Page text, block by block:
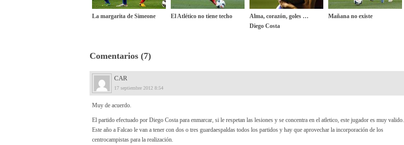
La margarita de Simeone El Atlético no tiene techo
Alma, corazón, goles …
Diego Costa
Mañana no existe
Comentarios (7)
CAR
17 septiembre 2012 8:54
Muy de acuerdo.
El partido efectuado por Diego Costa para enmarcar, si le respetan las lesiones y se concentra en el atletico, este jugador es muy valido.
Este año a Falcao le van a tener con dos o tres guardaespaldas todos los partidos y hay que aprovechar la incorporación de los
centrocampistas para la realización.